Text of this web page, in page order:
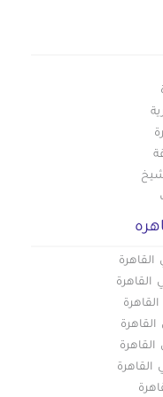
القاهرة